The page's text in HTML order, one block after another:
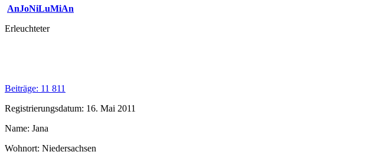
AnJoNiLuMiAn
Erleuchteter
Beiträge: 11 811
Registrierungsdatum: 16. Mai 2011
Name: Jana
Wohnort: Niedersachsen